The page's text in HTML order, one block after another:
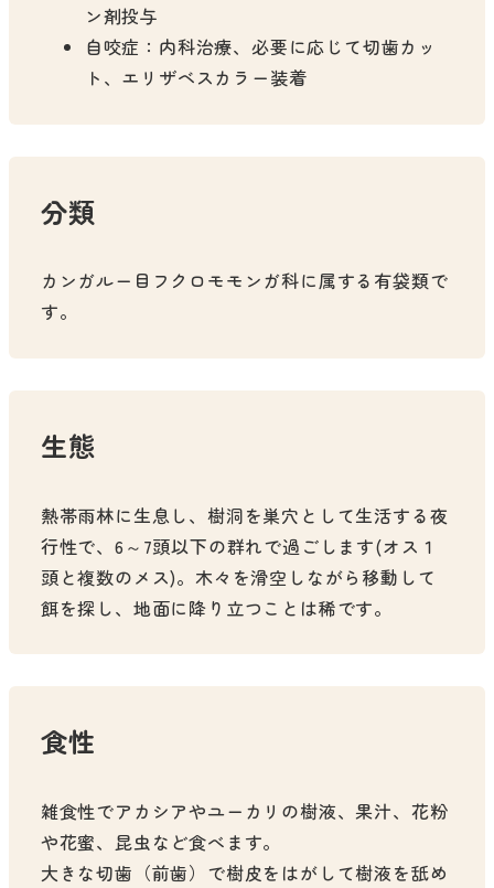
ン剤投与
自咬症：内科治療、必要に応じて切歯カッ
ト、エリザベスカラー装着
分類
カンガルー目フクロモモンガ科に属する有袋類で
す。
生態
熱帯雨林に生息し、樹洞を巣穴として生活する夜
行性で、6～7頭以下の群れで過ごします(オス１
頭と複数のメス)。木々を滑空しながら移動して
餌を探し、地面に降り立つことは稀です。
食性
雑食性でアカシアやユーカリの樹液、果汁、花粉
や花蜜、昆虫など食べます。
大きな切歯（前歯）で樹皮をはがして樹液を舐め